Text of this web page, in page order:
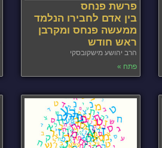
פרשת פנחס
בין אדם לחבירו הנלמד
ממעשה פנחס ומקרבן
ראש חודש
הרב יהושע מישקובסקי
פתח »